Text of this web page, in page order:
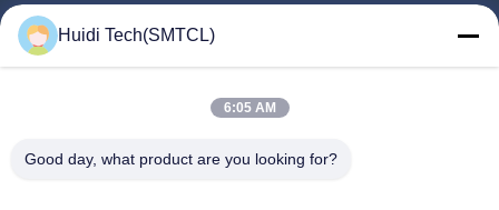
Schnelllinks
Startseite
Huidi Tech(SMTCL)
6:05 AM
Good day, what product are you looking for?